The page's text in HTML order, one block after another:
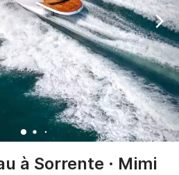
à Sorrente · Mimi